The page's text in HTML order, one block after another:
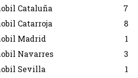
Cataluña
7
Catarroja
8
Madrid
1
Navarres
3
Sevilla
1